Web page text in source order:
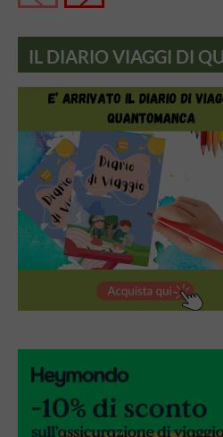
IL DIARIO VIAGGI DI